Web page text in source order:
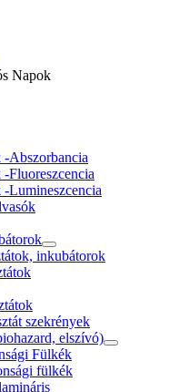
Napok
-Abszorbancia
Fluoreszcencia
-Lumineszcencia
inkubátorok
szekrények
elszívó)
Fülkék
fülkék